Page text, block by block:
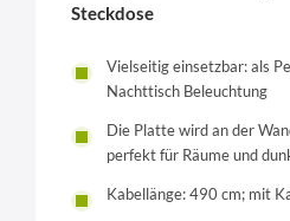
Steckdose
Vielseitig einsetzbar: als
Nachttisch Beleuchtung
Die Platte wird an der
perfekt für Räume und
Kabellänge: 490 cm; mit